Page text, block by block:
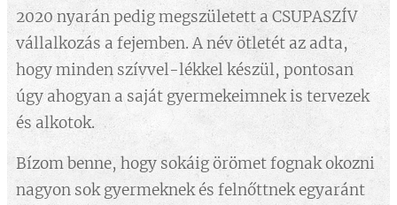
2020 nyarán pedig megszületett a CSUPASZÍV
vállalkozás a fejemben. A név ötletét az adta,
hogy minden szívvel-lékkel készül, pontosan
úgy ahogyan a saját gyermekeimnek is tervezek
és alkotok.
Bízom benne, hogy sokáig örömet fognak okozni
nagyon sok gyermeknek és felnőttnek egyaránt